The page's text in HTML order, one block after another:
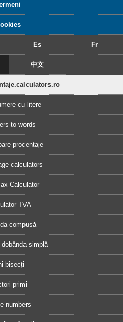
Es Fr
中文
cu litere
to words
procentaje
calculators
Calculator
TVA
compusă
simplă
bisecți
primi
numbers